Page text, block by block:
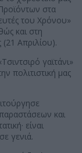
στα
του Χρόνου»
και στη
(21 Απριλίου).
γαϊτάνι»
πολιτιστική μας
και
είναι
γενιά.